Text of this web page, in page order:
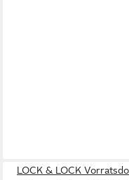
LOCK & LOCK